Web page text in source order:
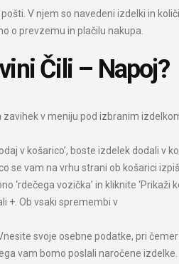
V njem so navedeni izdelki in
o prevzemu in plačilu nakupa.
Čili – Napoj?
v meniju pod izbranim
v košarico’, boste izdelek dodali v
se vam na vrhu strani ob košarici
vozička’ in kliknite ‘Prikaži
+. Ob vsaki spremembi v
svoje osebne podatke, pri
vam bomo poslali naročene izdelke.